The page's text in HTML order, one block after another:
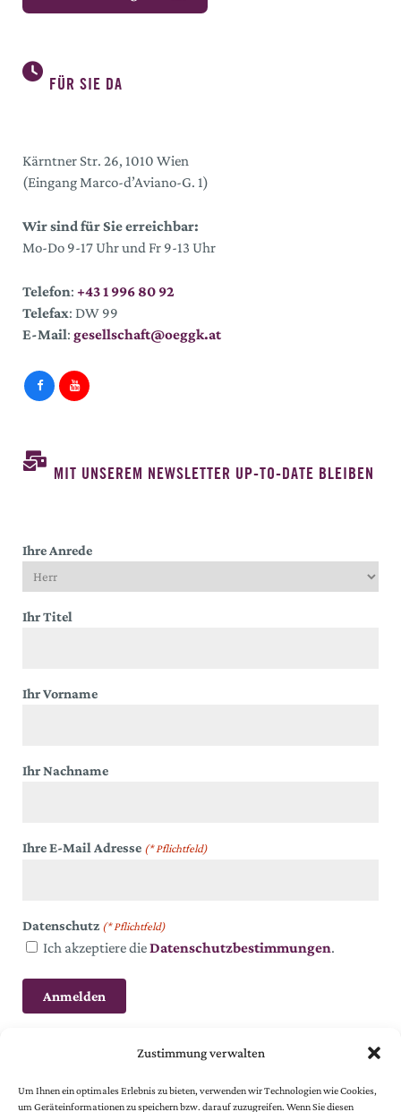
Zustimmung verwalten
Um Ihnen ein optimales Erlebnis zu bieten, verwenden wir Technologien wie Cookies,
um Geräteinformationen zu speichern bzw. darauf zuzugreifen. Wenn Sie diesen
FÜR SIE DA
Kärntner Str. 26, 1010 Wien
(Eingang Marco-d’Aviano-G. 1)
Wir sind für Sie erreichbar:
Mo-Do 9-17 Uhr und Fr 9-13 Uhr
Telefon: +43 1 996 80 92
Telefax: DW 99
E-Mail: gesellschaft@oeggk.at
MIT UNSEREM NEWSLETTER UP-TO-DATE BLEIBEN
Ihre Anrede
Ihr Titel
Ihr Vorname
Ihr Nachname
Ihre E-Mail Adresse (* Pflichtfeld)
Datenschutz (* Pflichtfeld)
Ich akzeptiere dieDatenschutzbestimmungen.